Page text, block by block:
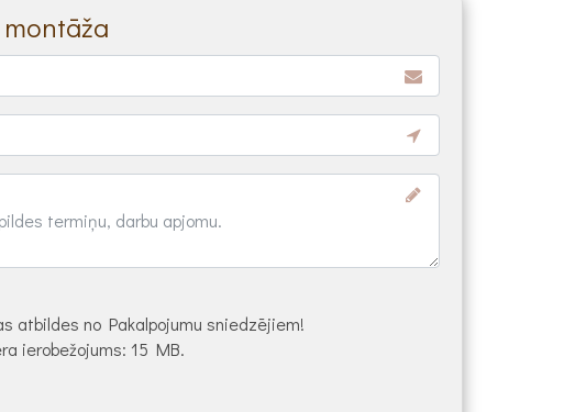
atbildes no Pakalpojumu sniedzējiem!
ierobežojums: 15 MB.